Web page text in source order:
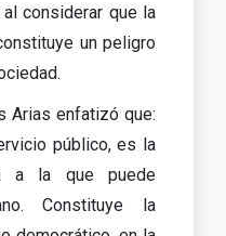
considerar que la
un peligro
Arias enfatizó que:
público, es la
a la que puede
Constituye la